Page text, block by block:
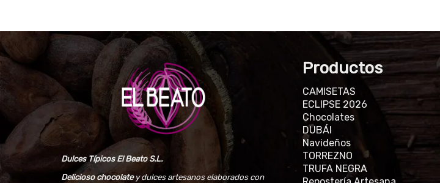
Dulces Típicos El Beato S.L.
Delicioso chocolatey dulces artesanos elaborados con
Productos
CAMISETAS
ECLIPSE 2026
Chocolates
DUBÁI
Navideños
TORREZNO
TRUFA NEGRA